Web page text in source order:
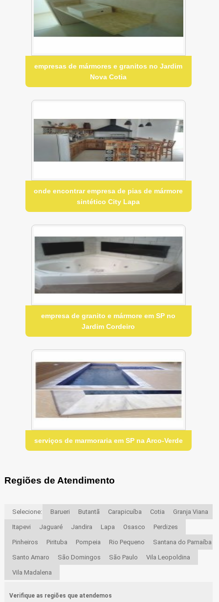
empresas de mármores e granitos no Jardim
Nova Cotia
onde encontrar empresa de pias de mármore
sintético City Lapa
empresa de granito e mármore em SP no
Jardim Cordeiro
serviços de marmoraria em SP na Arco-Verde
Regiões de Atendimento
Selecione: Barueri Butantã Carapicuíba Cotia Granja Viana
Itapevi Jaguaré Jandira Lapa Osasco Perdizes
Pinheiros Pirituba Pompeia Rio Pequeno Santana do Parnaíba
Santo Amaro São Domingos São Paulo Vila Leopoldina
Vila Madalena
Verifique as regiões que atendemos